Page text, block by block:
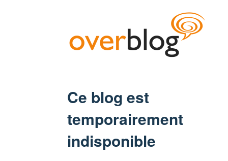
Ce blog est
temporairement
indisponible